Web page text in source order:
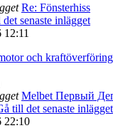
Re: Fönsterhiss
senaste inlägget
och kraftöverföring
Melbet Первый
till det senaste inlägget
22:10